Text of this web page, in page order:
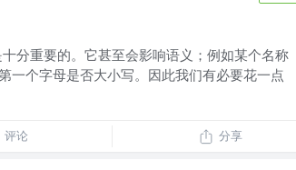
分重要的。它甚至会影响语义；例如某个名称
一个字母是否大小写。因此我们有必要花一点
评论 分享